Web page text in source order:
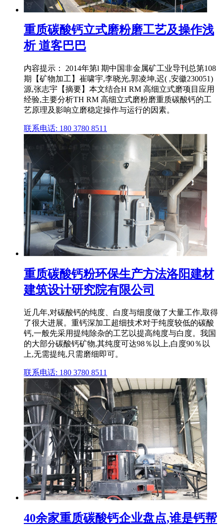
重质碳酸钙立式磨粉磨工艺及操作浅
析 道客巴巴
内容提示： 2014年第l 期中国非金属矿工业导刊总第108
期【矿物加工】崔啸宇,李晓光,郭凌坤,迟( ,安徽230051)
源,张志宇【摘要】本文结合H RM 高细立式磨项目应用
经验,主要分析TH RM 高细立式磨粉磨重质碳酸钙的工
艺原理及影响立磨稳定操作与运行的因素。
联系电话: 180 3780 8511
重质碳酸钙粉环保生产方法洛阳建材
建筑设计研究院有限公司
近几年,对碳酸钙的纯度、白度与细度做了大量工作,取得
了很大进展。重钙深加工超细技术对于纯度较低的碳酸
钙,一般先采用提纯除杂的工艺以提高纯度与白度。我国
的大部分碳酸钙矿物,其纯度可达98％以上,白度90％以
上,无需提纯,只需磨细即可。
联系电话: 180 3780 8511
40余家重质碳酸钙企业盘点,谁是钙帮